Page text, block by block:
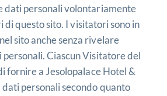
dati personali volontariamente
questo sito. I visitatori sono in
sito anche senza rivelare
Ciascun Visitatore del
fornire a Jesolopalace Hotel &
personali secondo quanto